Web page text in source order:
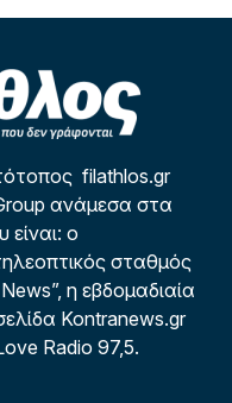
filathlos.gr
ανάμεσα στα
ο
σταθμός
η εβδομαδιαία
Kontranews.gr
Radio 97,5.